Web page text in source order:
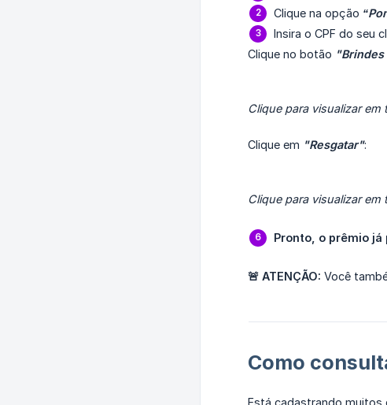
Clique na opção
Insira o CPF do seu
Clique no botão
Clique para visualizar em
Clique em "Resgatar":
Clique para visualizar em
Pronto, o prêmio
🚨 ATENÇÃO: Você
Como
Está cadastrando muitos